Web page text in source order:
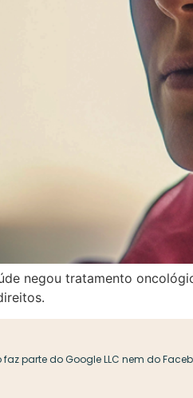
negou tratamento
faz parte do Google LLC nem do